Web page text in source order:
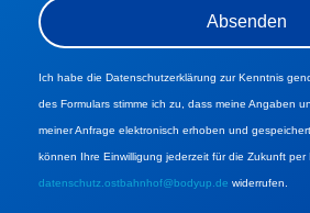
Ich habe die Datenschutzerklärung zur Kenntnis
des Formulars stimme ich zu, dass meine Angaben
meiner Anfrage elektronisch erhoben und
können Ihre Einwilligung jederzeit für die Zukunft per
datenschutz.ostbahnhof@bodyup.de widerrufen.